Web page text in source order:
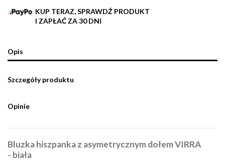
KUP TERAZ, SPRAWDŹ PRODUKT
I ZAPŁAĆ ZA 30 DNI
Opis
Szczegóły produktu
Opinie
Bluzka hiszpanka z asymetrycznym dołem VIRRA
- biała